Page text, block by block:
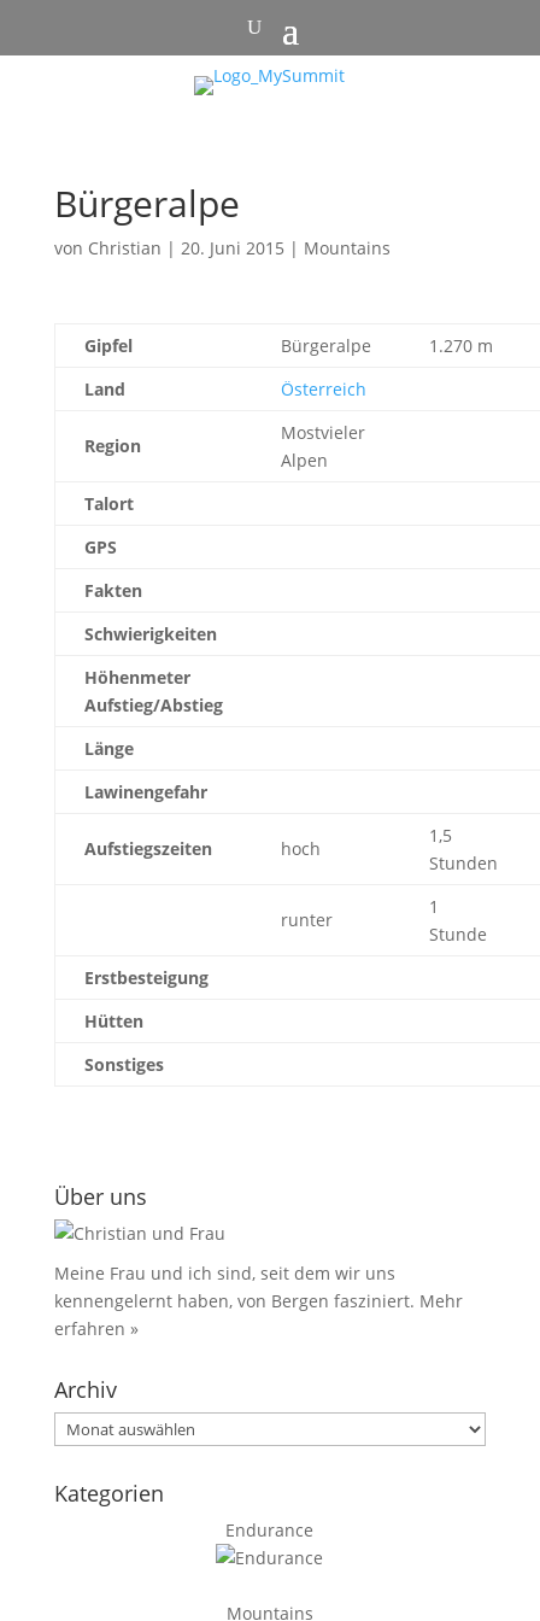
Bürgeralpe
von Christian | 20. Juni 2015 | Mountains
Gipfel Bürgeralpe
1.270 m
Land
Österreich
Region
Mostvieler
Alpen
Talort
GPS
Fakten
Schwierigkeiten
Höhenmeter
Aufstieg/Abstieg
Länge
Lawinengefahr
Aufstiegszeiten hoch
1,5
Stunden
runter
1
Stunde
Erstbesteigung
Hütten
Sonstiges
Über uns
Meine Frau und ich sind, seit dem wir uns
kennengelernt haben, von Bergen fasziniert. Mehr
erfahren »
Archiv
Archiv
Kategorien
Endurance
Mountains